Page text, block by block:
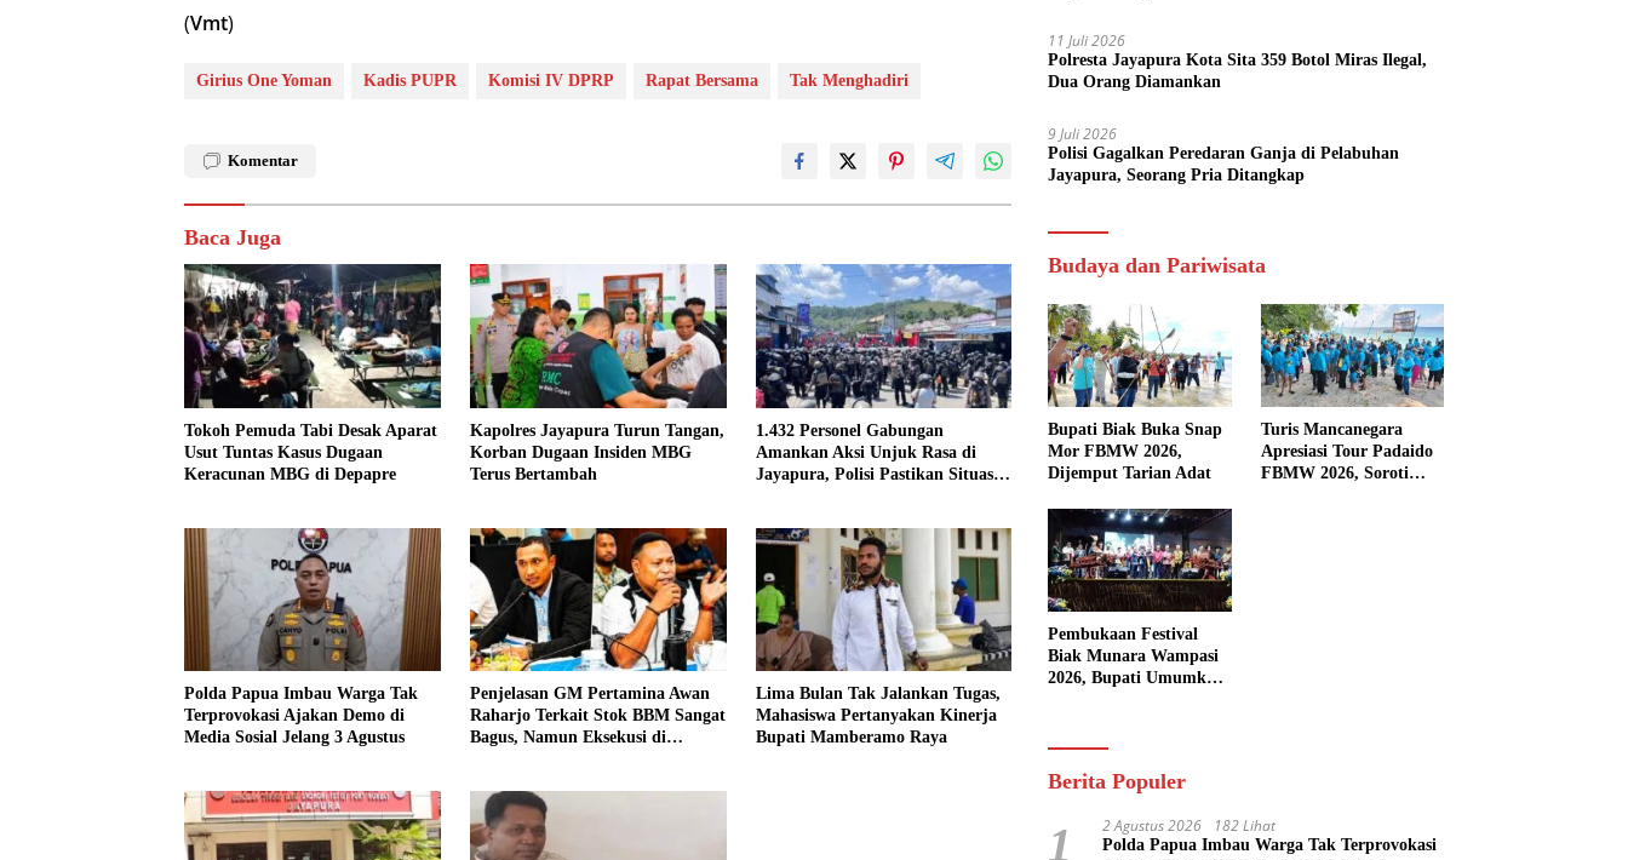
(Vmt)
Girius One Yoman Kadis PUPR Komisi IV DPRP Rapat Bersama Tak Menghadiri
Komentar
Baca Juga
Tokoh Pemuda Tabi Desak Aparat
Usut Tuntas Kasus Dugaan
Keracunan MBG di Depapre
Kapolres Jayapura Turun Tangan,
Korban Dugaan Insiden MBG
Terus Bertambah
1.432 Personel Gabungan
Amankan Aksi Unjuk Rasa di
Jayapura, Polisi Pastikan Situasi
Polda Papua Imbau Warga Tak
Terprovokasi Ajakan Demo di
Media Sosial Jelang 3 Agustus
Penjelasan GM Pertamina Awan
Raharjo Terkait Stok BBM Sangat
Bagus, Namun Eksekusi di
Lima Bulan Tak Jalankan Tugas,
Mahasiswa Pertanyakan Kinerja
Bupati Mamberamo Raya
11 Juli 2026
Polresta Jayapura Kota Sita 359 Botol Miras Ilegal,
Dua Orang Diamankan
9 Juli 2026
Polisi Gagalkan Peredaran Ganja di Pelabuhan
Jayapura, Seorang Pria Ditangkap
Budaya dan Pariwisata
Bupati Biak Buka Snap
Mor FBMW 2026,
Dijemput Tarian Adat
Turis Mancanegara
Apresiasi Tour Padaido
FBMW 2026, Soroti
Pembukaan Festival
Biak Munara Wampasi
2026, Bupati Umumkan
Berita Populer
1 2 Agustus 2026 182 Lihat
Polda Papua Imbau Warga Tak Terprovokasi